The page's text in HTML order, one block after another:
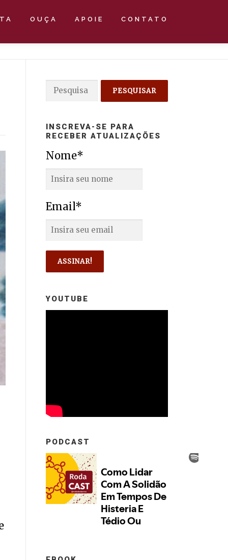
OUÇA APOIE CONTATO
Pesquisar
INSCREVA-SE PARA
RECEBER ATUALIZAÇÕES
Nome*
Email*
YOUTUBE
PODCAST